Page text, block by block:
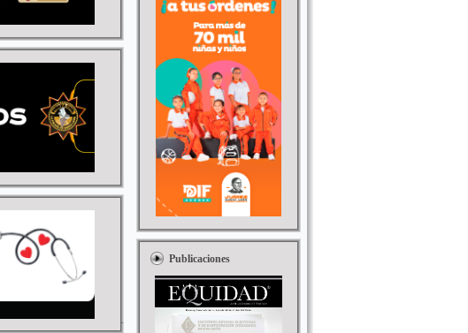
Publicaciones